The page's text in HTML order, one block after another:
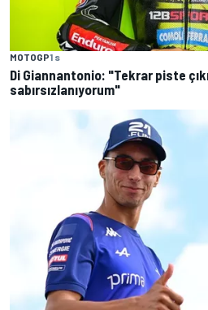
MOTOGP1 s
Di Giannantonio: "Tekrar piste
sabırsızlanıyorum"